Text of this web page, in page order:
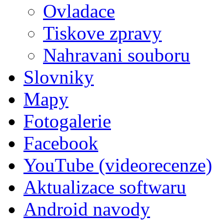
Ovladace
Tiskove zpravy
Nahravani souboru
Slovniky
Mapy
Fotogalerie
Facebook
YouTube (videorecenze)
Aktualizace softwaru
Android navody